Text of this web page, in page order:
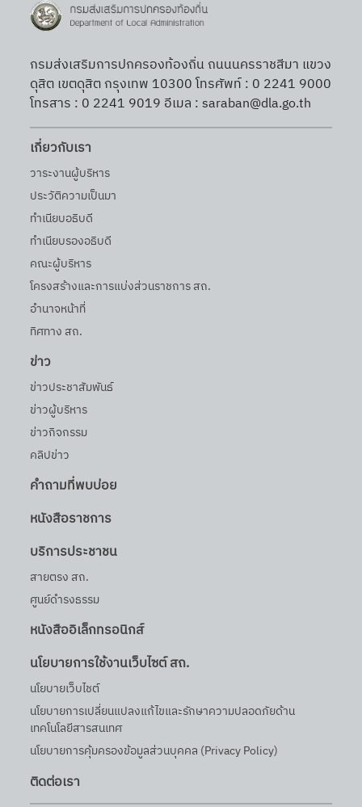
กรมส่งเสริมการปกครองท้องถิ่น ถนนนครราชสีมา แขวง
ดุสิต เขตดุสิต กรุงเทพ 10300 โทรศัพท์ : 0 2241 9000
โทรสาร : 0 2241 9019 อีเมล : saraban@dla.go.th
เกี่ยวกับเรา
วาระงานผู้บริหาร
ประวัติความเป็นมา
ทำเนียบอธิบดี
ทำเนียบรองอธิบดี
คณะผู้บริหาร
โครงสร้างและการแบ่งส่วนราชการ สถ.
อำนาจหน้าที่
ทิศทาง สถ.
ข่าว
ข่าวประชาสัมพันธ์
ข่าวผู้บริหาร
ข่าวกิจกรรม
คลิปข่าว
คำถามที่พบบ่อย
หนังสือราชการ
บริการประชาชน
สายตรง สถ.
ศูนย์ดำรงธรรม
หนังสืออิเล็กทรอนิกส์
นโยบายการใช้งานเว็บไซต์ สถ.
นโยบายเว็บไชต์
นโยบายการเปลี่ยนแปลงแก้ไขและรักษาความปลอดภัยด้าน
เทคโนโลยีสารสนเทศ
นโยบายการคุ้มครองข้อมูลส่วนบุคคล (Privacy Policy)
ติดต่อเรา